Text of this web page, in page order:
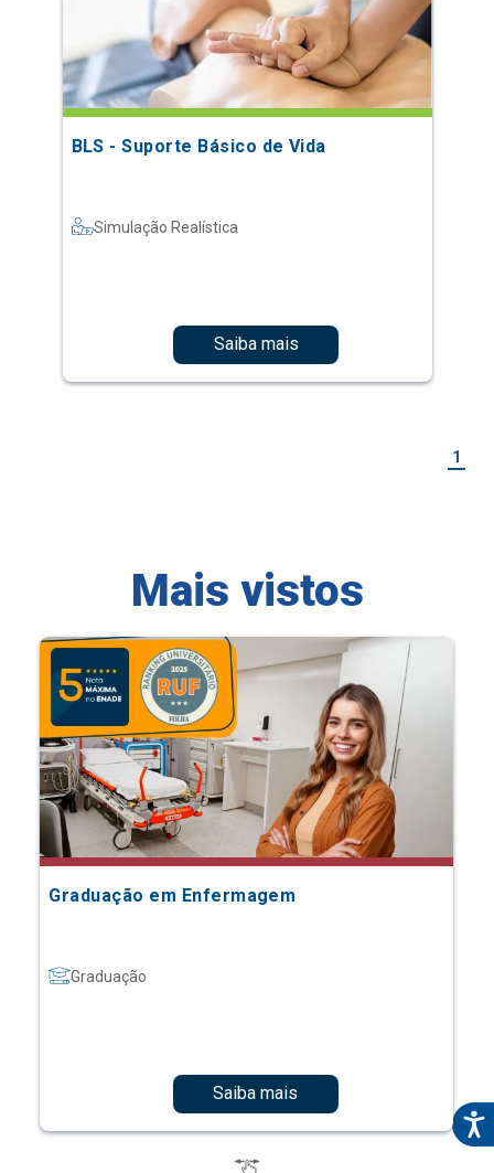
BLS - Suporte Básico de Vida
Simulação Realística
Saiba mais
1
Mais vistos
Graduação em Enfermagem
Graduação
Saiba mais